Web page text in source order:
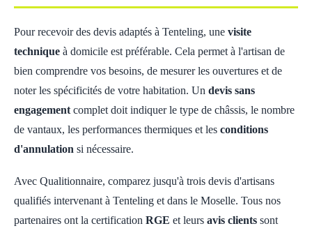
Pour recevoir des devis adaptés à Tenteling, une visite
technique à domicile est préférable. Cela permet à l'artisan de
bien comprendre vos besoins, de mesurer les ouvertures et de
noter les spécificités de votre habitation. Un devis sans
engagement complet doit indiquer le type de châssis, le nombre
de vantaux, les performances thermiques et les conditions
d'annulation si nécessaire.
Avec Qualitionnaire, comparez jusqu'à trois devis d'artisans
qualifiés intervenant à Tenteling et dans le Moselle. Tous nos
partenaires ont la certification RGE et leurs avis clients sont